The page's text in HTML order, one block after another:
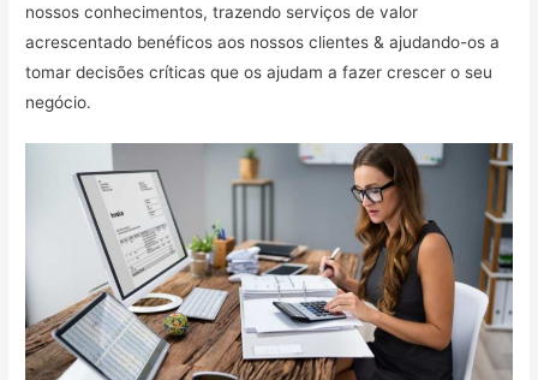
nossos conhecimentos, trazendo serviços de valor
acrescentado benéficos aos nossos clientes & ajudando-os a
tomar decisões críticas que os ajudam a fazer crescer o seu
negócio.